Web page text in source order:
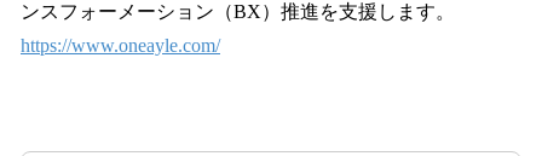
ンスフォーメーション（BX）推進を支援します。
https://www.oneayle.com/